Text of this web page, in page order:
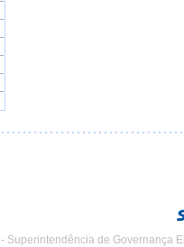
Superintendência de Governança